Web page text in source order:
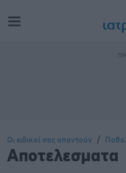
Οι ειδικοί σας απαντούν
Αποτελεσματα